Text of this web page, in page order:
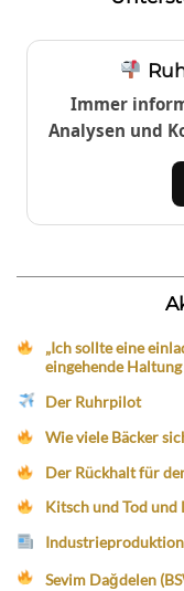
Immer
Analysen und
„Ich sollte eine
eingehende Haltung
Der Ruhrpilot
Wie viele Bäcker
Der Rückhalt für
Kitsch und Tod und
Sevim Dağdelen